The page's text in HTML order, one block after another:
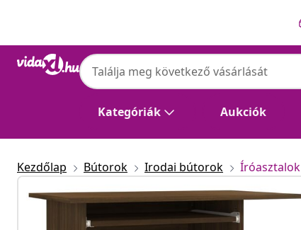
Kategóriák Aukciók
Kezdőlap Bútorok Irodai bútorok Íróasztalok